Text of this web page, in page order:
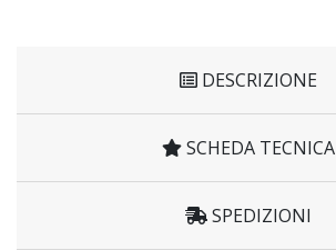
DESCRIZIONE
SCHEDA TECNICA
SPEDIZIONI